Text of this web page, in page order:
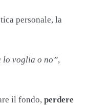
personale, la
lo voglia o no”,
il fondo, perdere